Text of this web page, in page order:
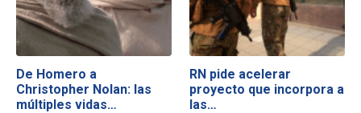
De Homero a
Christopher Nolan: las
múltiples vidas…
RN pide acelerar
proyecto que incorpora a
las…